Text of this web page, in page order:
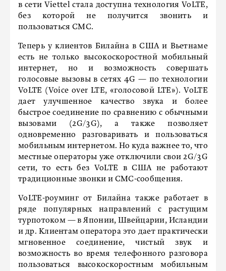
в сети Viettel стала доступна технология VoLTE,
без которой не получится звонить и
пользоваться СМС.
Теперь у клиентов Билайна в США и Вьетнаме
есть не только высокоскоростной мобильный
интернет, но и возможность совершать
голосовые вызовы в сетях 4G — по технологии
VoLTE (Voice over LTE, «голосовой LTE»). VoLTE
дает улучшенное качество звука и более
быстрое соединение по сравнению с обычными
вызовами (2G/3G), а также позволяет
одновременно разговаривать и пользоваться
мобильным интернетом. Но куда важнее то, что
местные операторы уже отключили свои 2G/3G
сети, то есть без VoLTE в США не работают
традиционные звонки и СМС-сообщения.
VoLTE-роуминг от Билайна также работает в
ряде популярных направлений с растущим
турпотоком — в Японии, Швейцарии, Исландии
и др. Клиентам оператора это дает практически
мгновенное соединение, чистый звук и
возможность во время телефонного разговора
пользоваться высокоскоростным мобильным